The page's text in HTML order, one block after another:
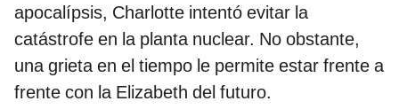
apocalípsis, Charlotte intentó evitar la
catástrofe en la planta nuclear. No obstante,
una grieta en el tiempo le permite estar frente a
frente con la Elizabeth del futuro.